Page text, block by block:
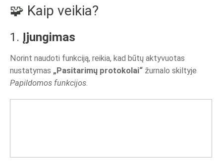
🧩 Kaip veikia?
1. Įjungimas
Norint naudoti funkciją, reikia, kad būtų aktyvuotas
nustatymas „Pasitarimų protokolai“ žurnalo skiltyje
Papildomos funkcijos.